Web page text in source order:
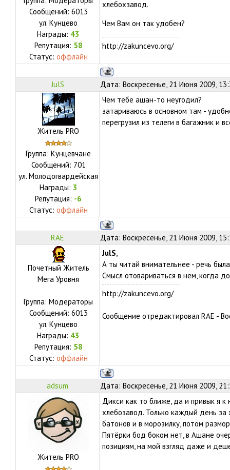
Сообщений: 6013
ул. Кунцево
Награды: 43
Репутация: 58
Статус: оффлайн
хлебохзавод.
Чем Вам он так удобен?
http://zakuncevo.org/
JulS Дата: Воскресенье, 21 Июня 2009,
Житель PRO
Группа: Кунцевчане
Сообщений: 701
ул. Молодогвардейская
Награды: 3
Репутация: -6
Статус: оффлайн
Чем тебе ашан-то неугодил?
затариваюсь в основном там -
перегрузил из телеги в багажник и
RAE Дата: Воскресенье, 21 Июня 2009,
Почетный Житель
Мега Уровня
Группа: Модераторы
Сообщений: 6013
ул. Кунцево
Награды: 43
Репутация: 58
Статус: оффлайн
JulS,
А ты читай внимательнее - речь
Смысл отовариваться в нем, когда
http://zakuncevo.org/
Сообщение отредактировал RAE -
adsum Дата: Воскресенье, 21 Июня 2009,
Житель PRO
Дикси как то ближе, да и привык я
хлебозавод. Только каждый день
батонов и в морозилку, потом
Пятёрки бод боком нет, в Ашане
позициям, на мой взгляд даже и